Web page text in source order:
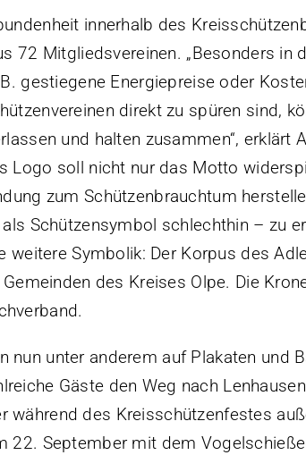
innerhalb des
72 Mitgliedsvereinen. „Besonders in
gestiegene Energiepreise oder
direkt zu spüren sind,
und halten zusammen“, erklärt
Logo soll nicht nur das Motto
zum Schützenbrauchtum
Schützensymbol schlechthin – zu
weitere Symbolik: Der Korpus des
des Kreises Olpe. Die
nun unter anderem auf Plakaten und
Gäste den Weg nach
während des Kreisschützenfestes
22. September mit dem